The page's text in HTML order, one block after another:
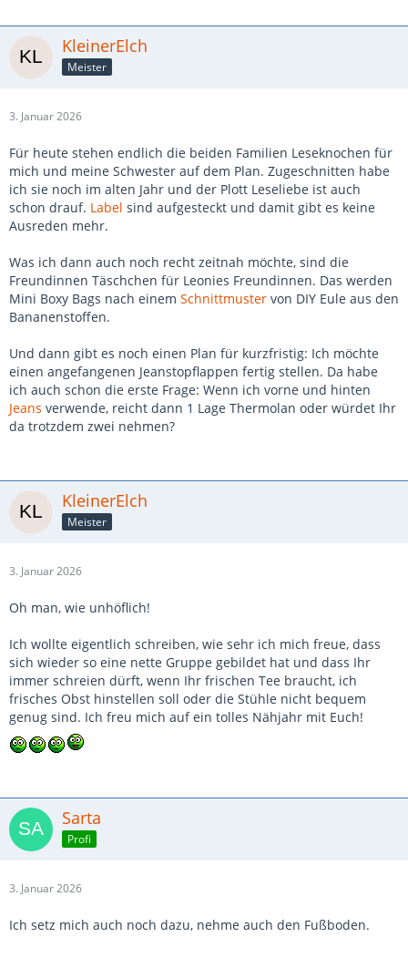
KleinerElch
Meister
3. Januar 2026
Für heute stehen endlich die beiden Familien Leseknochen für
mich und meine Schwester auf dem Plan. Zugeschnitten habe
ich sie noch im alten Jahr und der Plott Leseliebe ist auch
schon drauf. Label sind aufgesteckt und damit gibt es keine
Ausreden mehr.
Was ich dann auch noch recht zeitnah möchte, sind die
Freundinnen Täschchen für Leonies Freundinnen. Das werden
Mini Boxy Bags nach einem Schnittmuster von DIY Eule aus den
Bananenstoffen.
Und dann gibt es noch einen Plan für kurzfristig: Ich möchte
einen angefangenen Jeanstopflappen fertig stellen. Da habe
ich auch schon die erste Frage: Wenn ich vorne und hinten
Jeans verwende, reicht dann 1 Lage Thermolan oder würdet Ihr
da trotzdem zwei nehmen?
KleinerElch
Meister
3. Januar 2026
Oh man, wie unhöflich!
Ich wollte eigentlich schreiben, wie sehr ich mich freue, dass
sich wieder so eine nette Gruppe gebildet hat und dass Ihr
immer schreien dürft, wenn Ihr frischen Tee braucht, ich
frisches Obst hinstellen soll oder die Stühle nicht bequem
genug sind. Ich freu mich auf ein tolles Nähjahr mit Euch!
Sarta
Profi
3. Januar 2026
Ich setz mich auch noch dazu, nehme auch den Fußboden.